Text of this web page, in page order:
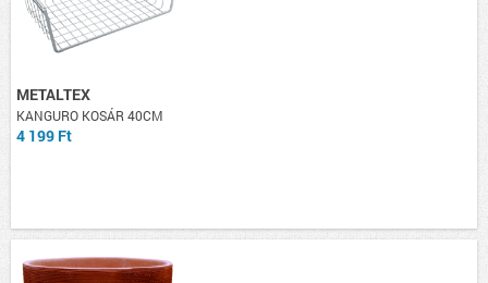
METALTEX
KANGURO KOSÁR 40CM
4 199 Ft